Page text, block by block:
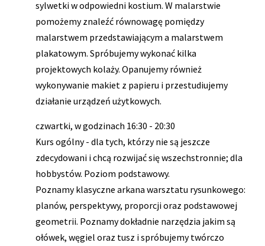
sylwetki w odpowiedni kostium. W malarstwie
pomożemy znaleźć równowagę pomiędzy
malarstwem przedstawiającym a malarstwem
plakatowym. Spróbujemy wykonać kilka
projektowych kolaży. Opanujemy również
wykonywanie makiet z papieru i przestudiujemy
działanie urządzeń użytkowych.
czwartki, w godzinach 16:30 - 20:30
Kurs ogólny - dla tych, którzy nie są jeszcze
zdecydowani i chcą rozwijać się wszechstronnie; dla
hobbystów. Poziom podstawowy.
Poznamy klasyczne arkana warsztatu rysunkowego:
planów, perspektywy, proporcji oraz podstawowej
geometrii. Poznamy dokładnie narzędzia jakim są
ołówek, węgiel oraz tusz i spróbujemy twórczo